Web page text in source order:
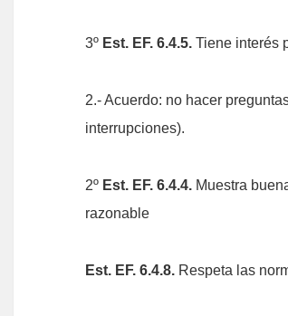
3º Est. EF. 6.4.5. Tiene interés
2.- Acuerdo: no hacer
interrupciones).
2º Est. EF. 6.4.4. Muestra
razonable
Est. EF. 6.4.8. Respeta las